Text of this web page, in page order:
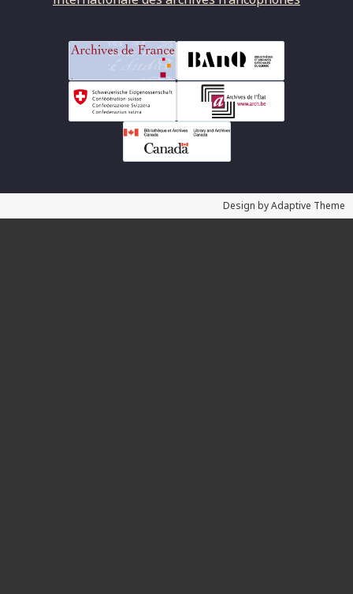
Design by Adaptive Theme